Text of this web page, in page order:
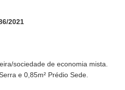
2021
sociedade de economia mista.
e 0,85m² Prédio Sede.